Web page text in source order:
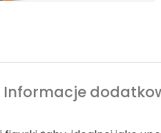
Informacje